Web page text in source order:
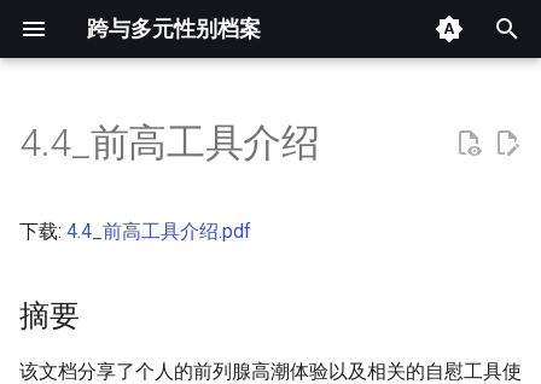
跨与多元性别档案
摘要
其他信息 [Processed Page
正文
4.4_前高工具介绍
下载: 4.4_前高工具介绍.pdf
摘要
该文档分享了个人的前列腺高潮体验以及相关的自慰工具使